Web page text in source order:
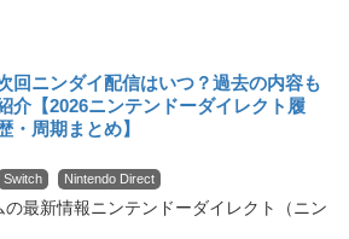
回ニンダイ配信はいつ？過去の内容も
介【2026ニンテンドーダイレクト履
・周期まとめ】
Switch Nintendo Direct
最新情報ニンテンドーダイレクト（ニン